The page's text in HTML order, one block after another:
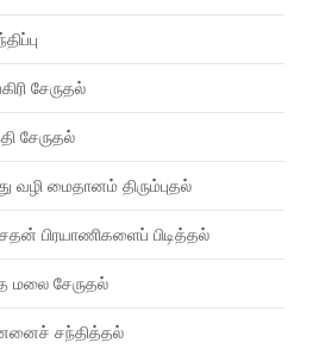
சேருதல்
சேருதல்
வழி மைதானம் திரும்புதல்
பிரயாணிகளைப் பிடித்தல்
மலை சேருதல்
சந்தித்தல்